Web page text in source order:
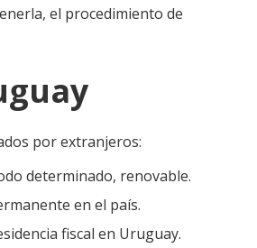
el procedimiento de
por extranjeros:
determinado, renovable.
en el país.
fiscal en Uruguay.